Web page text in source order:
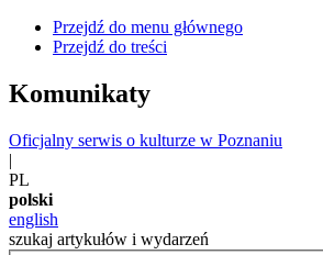
Przejdź do menu głównego
Przejdź do treści
Komunikaty
Oficjalny serwis o kulturze w Poznaniu
|
PL
polski
english
szukaj artykułów i wydarzeń